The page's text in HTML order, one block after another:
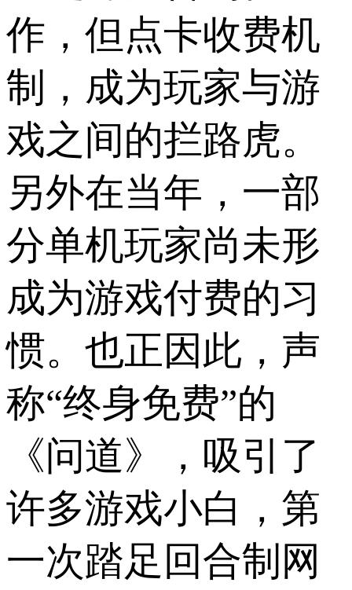
作，但点卡收费机
制，成为玩家与游
戏之间的拦路虎。
另外在当年，一部
分单机玩家尚未形
成为游戏付费的习
惯。也正因此，声
称“终身免费”的
《问道》，吸引了
许多游戏小白，第
一次踏足回合制网